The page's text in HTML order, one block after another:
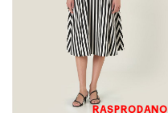
RASPRODANO